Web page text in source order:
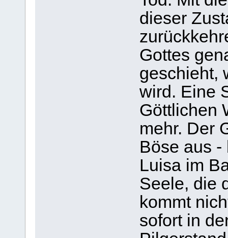
dieser
Gottes
geschieht,
wird. Eine
Göttlichen
mehr. Der
Böse aus -
Luisa im
Seele, die
kommt
sofort in